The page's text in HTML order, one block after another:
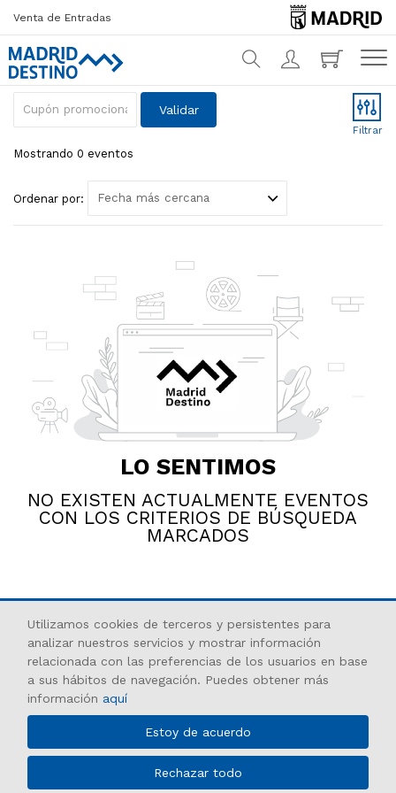
Venta de Entradas
¿Qué estás buscando?
Filtrar
Cupón promocional
Validar
Mostrando 0 eventos
Ordenar por:
LO SENTIMOS
NO EXISTEN ACTUALMENTE EVENTOS
CON LOS CRITERIOS DE BÚSQUEDA
MARCADOS
Empresa municipal dedicada a la gestión cultural, turística y de
espacios y eventos.
TE LO PONEMOS FÁCIL...
JOBO Accesibilidad Promocionado 91 3184700
Utilizamos cookies de terceros y persistentes para
analizar nuestros servicios y mostrar información
relacionada con las preferencias de los usuarios en base
a sus hábitos de navegación. Puedes obtener más
información aquí
Estoy de acuerdo
Rechazar todo